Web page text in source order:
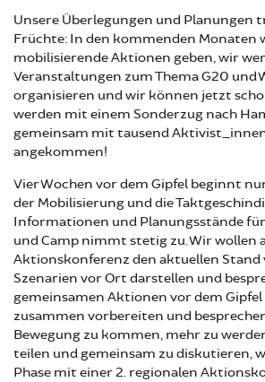
Unsere Überlegungen und Planungen
Früchte: In den kommenden Monaten
mobilisierende Aktionen geben, wir
Veranstaltungen zum Thema G20 und
organisieren und wir können jetzt
werden mit einem Sonderzug nach
gemeinsam mit tausend
angekommen!
Vier Wochen vor dem Gipfel beginnt
der Mobilisierung und die
Informationen und Planungsstände
und Camp nimmt stetig zu. Wir wollen
Aktionskonferenz den aktuellen
Szenarien vor Ort darstellen und
gemeinsamen Aktionen vor dem
zusammen vorbereiten und
Bewegung zu kommen, mehr zu
teilen und gemeinsam zu diskutieren,
Phase mit einer 2. regionalen